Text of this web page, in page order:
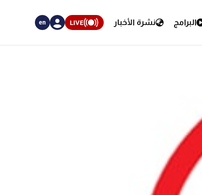
البرامج نشرة الأخبار LIVE
en